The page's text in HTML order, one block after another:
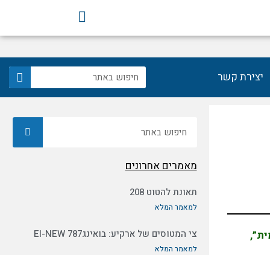
F
a
c
e
b
o
o
יצירת קשר חיפוש
מאמרים אחרונים
תאונת להטוט 208
למאמר המלא
צי המטוסים של ארקיע: בואינג787 EI-NEW
למאמר המלא